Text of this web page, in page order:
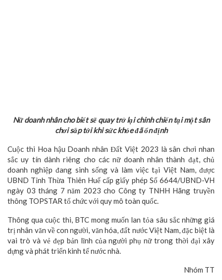
Nữ doanh nhân cho biết sẽ quay trở lại chinh chiến tại một sân
chơi sắp tới khi sức khỏe đã ổn định
Cuộc thi Hoa hậu Doanh nhân Đất Việt 2023 là sân chơi nhan
sắc uy tín dành riêng cho các nữ doanh nhân thành đạt, chủ
doanh nghiệp đang sinh sống và làm việc tại Việt Nam, được
UBND Tỉnh Thừa Thiên Huế cấp giấy phép Số 6644/UBND-VH
ngày 03 tháng 7 năm 2023 cho Công ty TNHH Hãng truyền
thông TOPSTAR tổ chức với quy mô toàn quốc.
Thông qua cuộc thi, BTC mong muốn lan tỏa sâu sắc những giá
trị nhân văn về con người, văn hóa, đất nước Việt Nam, đặc biệt là
vai trò và vẻ đẹp bản lĩnh của người phụ nữ trong thời đại xây
dựng và phát triển kinh tế nước nhà.
Nhóm TT